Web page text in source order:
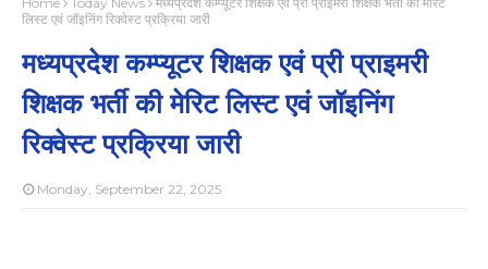
लिस्ट एवं जॉइनिंग रिक्वेस्ट प्रक्रिया जारी
मध्यप्रदेश कम्प्यूटर शिक्षक एवं प्री प्राइमरी
शिक्षक भर्ती की मेरिट लिस्ट एवं जॉइनिंग
रिक्वेस्ट प्रक्रिया जारी
Monday, September 22, 2025